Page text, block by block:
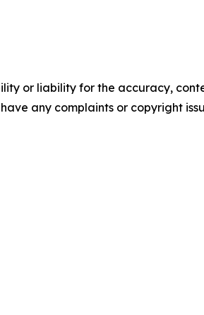
or liability for the accuracy,
any complaints or copyright